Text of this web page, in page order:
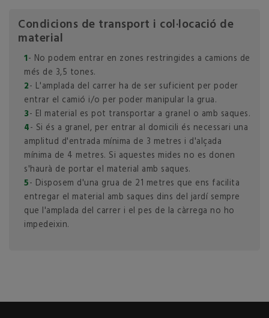
Condicions de transport i col·locació de
material
1- No podem entrar en zones restringides a camions de
més de 3,5 tones.
2- L'amplada del carrer ha de ser suficient per poder
entrar el camió i/o per poder manipular la grua.
3- El material es pot transportar a granel o amb saques.
4- Si és a granel, per entrar al domicili és necessari una
amplitud d'entrada mínima de 3 metres i d'alçada
mínima de 4 metres. Si aquestes mides no es donen
s'haurà de portar el material amb saques.
5- Disposem d'una grua de 21 metres que ens facilita
entregar el material amb saques dins del jardí sempre
que l'amplada del carrer i el pes de la càrrega no ho
impedeixin.